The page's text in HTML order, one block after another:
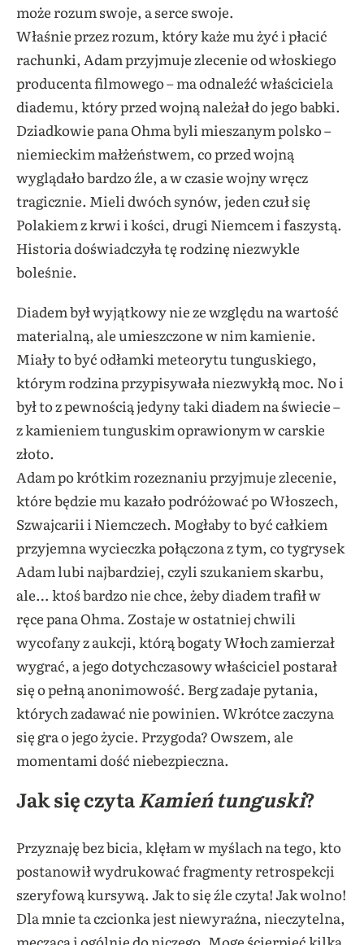
może rozum swoje, a serce swoje.
Właśnie przez rozum, który każe mu żyć i płacić
rachunki, Adam przyjmuje zlecenie od włoskiego
producenta filmowego – ma odnaleźć właściciela
diademu, który przed wojną należał do jego babki.
Dziadkowie pana Ohma byli mieszanym polsko –
niemieckim małżeństwem, co przed wojną
wyglądało bardzo źle, a w czasie wojny wręcz
tragicznie. Mieli dwóch synów, jeden czuł się
Polakiem z krwi i kości, drugi Niemcem i faszystą.
Historia doświadczyła tę rodzinę niezwykle
boleśnie.
Diadem był wyjątkowy nie ze względu na wartość
materialną, ale umieszczone w nim kamienie.
Miały to być odłamki meteorytu tunguskiego,
którym rodzina przypisywała niezwykłą moc. No i
był to z pewnością jedyny taki diadem na świecie –
z kamieniem tunguskim oprawionym w carskie
złoto.
Adam po krótkim rozeznaniu przyjmuje zlecenie,
które będzie mu kazało podróżować po Włoszech,
Szwajcarii i Niemczech. Mogłaby to być całkiem
przyjemna wycieczka połączona z tym, co tygrysek
Adam lubi najbardziej, czyli szukaniem skarbu,
ale… ktoś bardzo nie chce, żeby diadem trafił w
ręce pana Ohma. Zostaje w ostatniej chwili
wycofany z aukcji, którą bogaty Włoch zamierzał
wygrać, a jego dotychczasowy właściciel postarał
się o pełną anonimowość. Berg zadaje pytania,
których zadawać nie powinien. Wkrótce zaczyna
się gra o jego życie. Przygoda? Owszem, ale
momentami dość niebezpieczna.
Jak się czytaKamień tunguski?
Przyznaję bez bicia, klęłam w myślach na tego, kto
postanowił wydrukować fragmenty retrospekcji
szeryfową kursywą. Jak to się źle czyta! Jak wolno!
Dla mnie ta czcionka jest niewyraźna, nieczytelna,